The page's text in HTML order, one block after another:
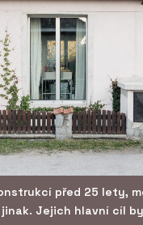
před 25 lety,
Jejich hlavní cíl